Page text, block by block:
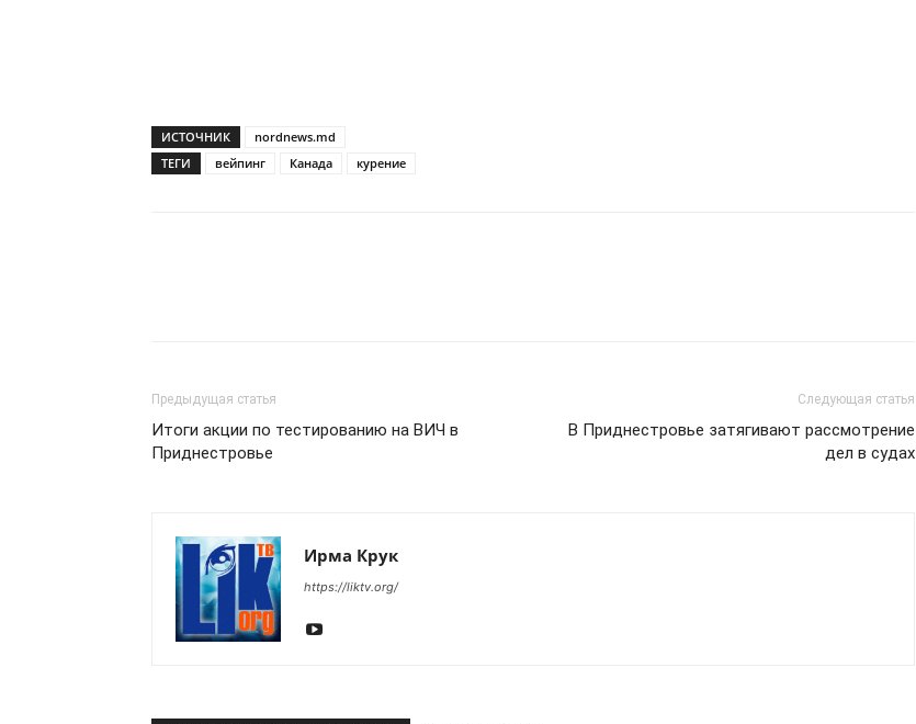
ИСТОЧНИК
nordnews.md
ТЕГИ
вейпинг Канада курение
Предыдущая статья
Итоги акции по тестированию на ВИЧ в
Приднестровье
Следующая статья
В Приднестровье затягивают рассмотрение
дел в судах
Ирма Крук
https://liktv.org/